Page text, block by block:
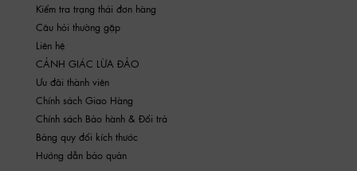
Kiểm tra trạng thái đơn hàng
Câu hỏi thường gặp
Liên hệ
CẢNH GIÁC LỪA ĐẢO
Ưu đãi thành viên
Chính sách Giao Hàng
Chính sách Bảo hành & Đổi trả
Bảng quy đổi kích thước
Hướng dẫn bảo quản